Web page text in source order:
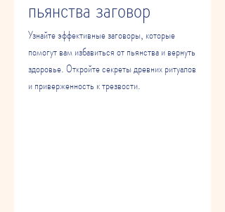
пьянства заговор
Узнайте эффективные заговоры, которые
помогут вам избавиться от пьянства и вернуть
здоровье. Откройте секреты древних ритуалов
и приверженность к трезвости.